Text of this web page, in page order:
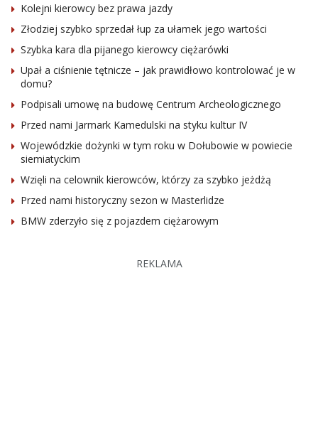
Kolejni kierowcy bez prawa jazdy
Złodziej szybko sprzedał łup za ułamek jego wartości
Szybka kara dla pijanego kierowcy ciężarówki
Upał a ciśnienie tętnicze – jak prawidłowo kontrolować je w
domu?
Podpisali umowę na budowę Centrum Archeologicznego
Przed nami Jarmark Kamedulski na styku kultur IV
Wojewódzkie dożynki w tym roku w Dołubowie w powiecie
siemiatyckim
Wzięli na celownik kierowców, którzy za szybko jeżdżą
Przed nami historyczny sezon w Masterlidze
BMW zderzyło się z pojazdem ciężarowym
REKLAMA